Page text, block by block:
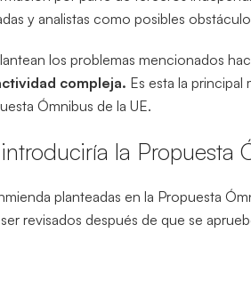
y analistas como posibles
los problemas mencionados
compleja. Es esta la
Ómnibus de la UE.
la Propuesta
planteadas en la Propuesta
revisados después de que se